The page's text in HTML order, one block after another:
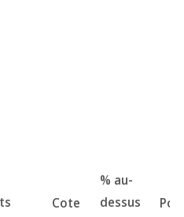
Cote
% au-
dessus